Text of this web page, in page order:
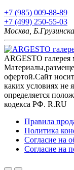
+7 (985) 009-88-89
+7 (499) 250-55-03
Москва,
ARGESTO
офертой.Сайт
каких условиях не
определяется
кодекса РФ. R.RU
Правила
Политика
Согласие на
Согласие на